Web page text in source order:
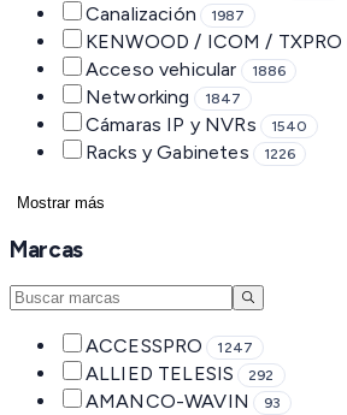
Canalización 1987
KENWOOD / ICOM / TXPRO
Acceso vehicular 1886
Networking 1847
Cámaras IP y NVRs 1540
Racks y Gabinetes 1226
Mostrar más
Marcas
ACCESSPRO 1247
ALLIED TELESIS 292
AMANCO-WAVIN 93